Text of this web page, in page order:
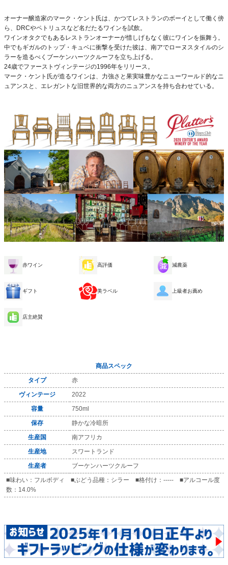
オーナー醸造家のマーク・ケント氏は、かつてレストランのボーイとして働く傍
ら、DRCやペトリュスなど名だたるワインを試飲。
ワインオタクでもあるレストランオーナーが惜しげもなく彼にワインを振舞う。
中でもギガルのトップ・キュベに衝撃を受けた彼は、南アでローヌスタイルのシ
ラーを造るべくブーケンハーツクルーフを立ち上げる。
24歳でファーストヴィンテージの1996年をリリース。
マーク・ケント氏が造るワインは、力強さと果実味豊かなニューワールド的なニ
ュアンスと、エレガントな旧世界的な両方のニュアンスを持ち合わせている。
赤ワイン 高評価 減農薬
ギフト 美ラベル 上級者お薦め
店主絶賛
商品スペック
タイプ
赤
ヴィンテージ
2022
容量
750ml
保存
静かな冷暗所
生産国
南アフリカ
生産地
スワートランド
生産者
ブーケンハーツクルーフ
■味わい：フルボディ ■ぶどう品種：シラー ■格付け：----- ■アルコール度
数：14.0%